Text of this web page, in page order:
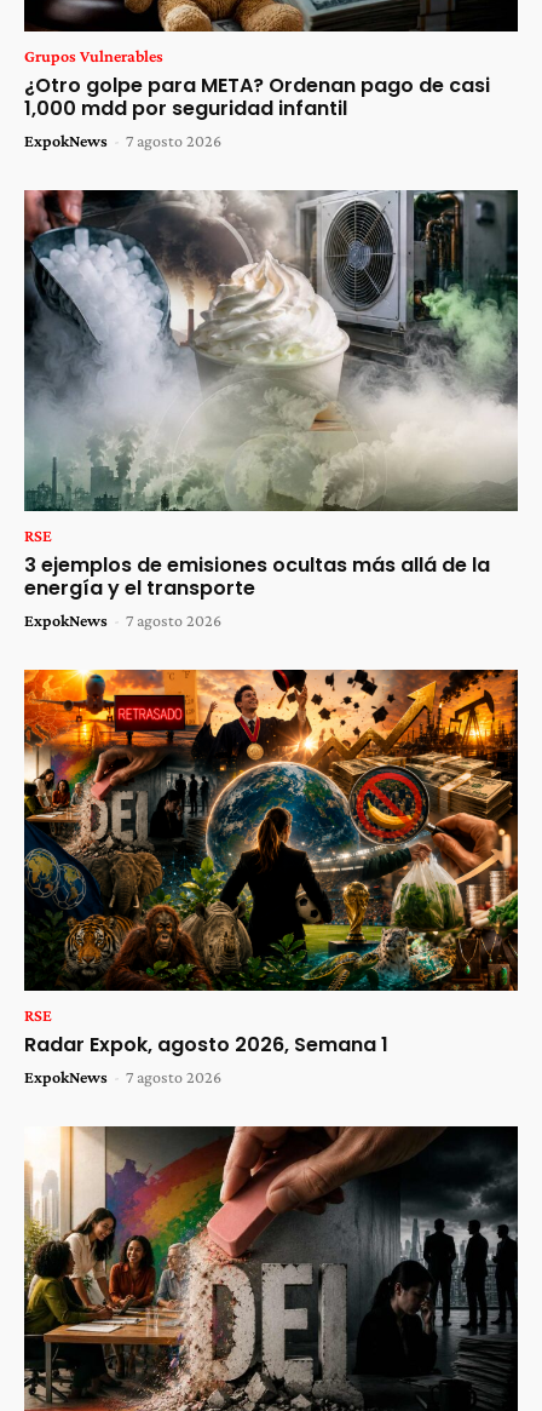
Grupos Vulnerables
¿Otro golpe para META? Ordenan pago de casi
1,000 mdd por seguridad infantil
ExpokNews - 7 agosto 2026
RSE
3 ejemplos de emisiones ocultas más allá de la
energía y el transporte
ExpokNews - 7 agosto 2026
RSE
Radar Expok, agosto 2026, Semana 1
ExpokNews - 7 agosto 2026